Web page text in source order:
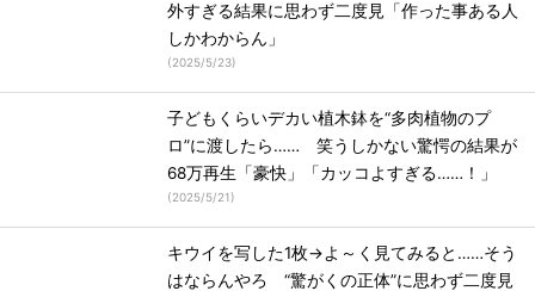
外すぎる結果に思わず二度見「作った事ある人
しかわからん」
(2025/5/23)
子どもくらいデカい植木鉢を“多肉植物のプ
ロ”に渡したら…… 笑うしかない驚愕の結果が
68万再生「豪快」「カッコよすぎる……！」
(2025/5/21)
キウイを写した1枚→よ～く見てみると……そう
はならんやろ “驚がくの正体”に思わず二度見